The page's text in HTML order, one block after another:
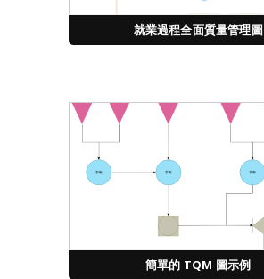
就業過程全面質量管理圖
簡單的 TQM 圖示例